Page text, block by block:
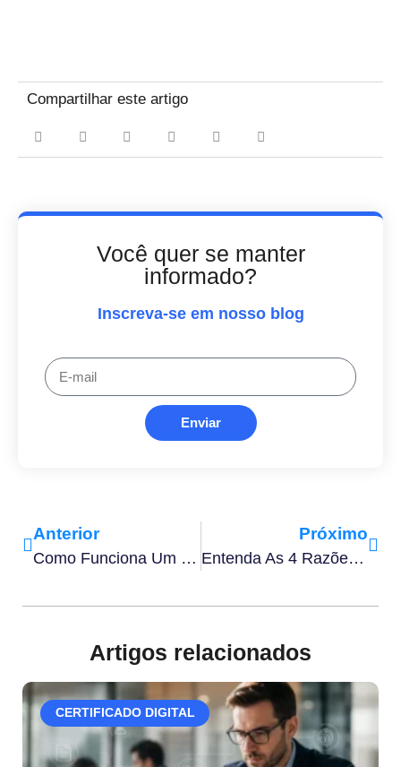
Compartilhar este artigo
Você quer se manter
informado?
Inscreva-se em nosso blog
Enviar
Anterior
Como Funciona Um Contrato De Licença De Uso De Software
Próximo
Entenda As 4 Razões Para Comprimir Documento Na Sua Empresa
Artigos relacionados
CERTIFICADO DIGITAL